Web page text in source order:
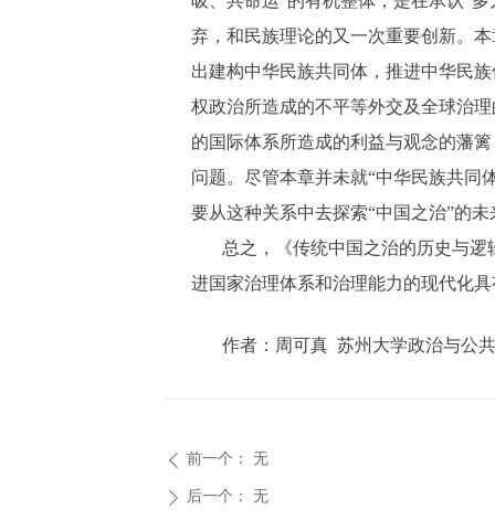
弃，和民族理论的又一次重要创新。
出建构中华民族共同体，推进中华民
权政治所造成的不平等外交及全球治
的国际体系所造成的利益与观念的藩
问题。尽管本章并未就“中华民族共同
要从这种关系中去探索“中国之治”的未
总之，《传统中国之治的历史与
进国家治理体系和治理能力的现代化
作者： 周可真 苏州大学政治与公
ꄴ 前一个： 无
ꄲ 后一个： 无